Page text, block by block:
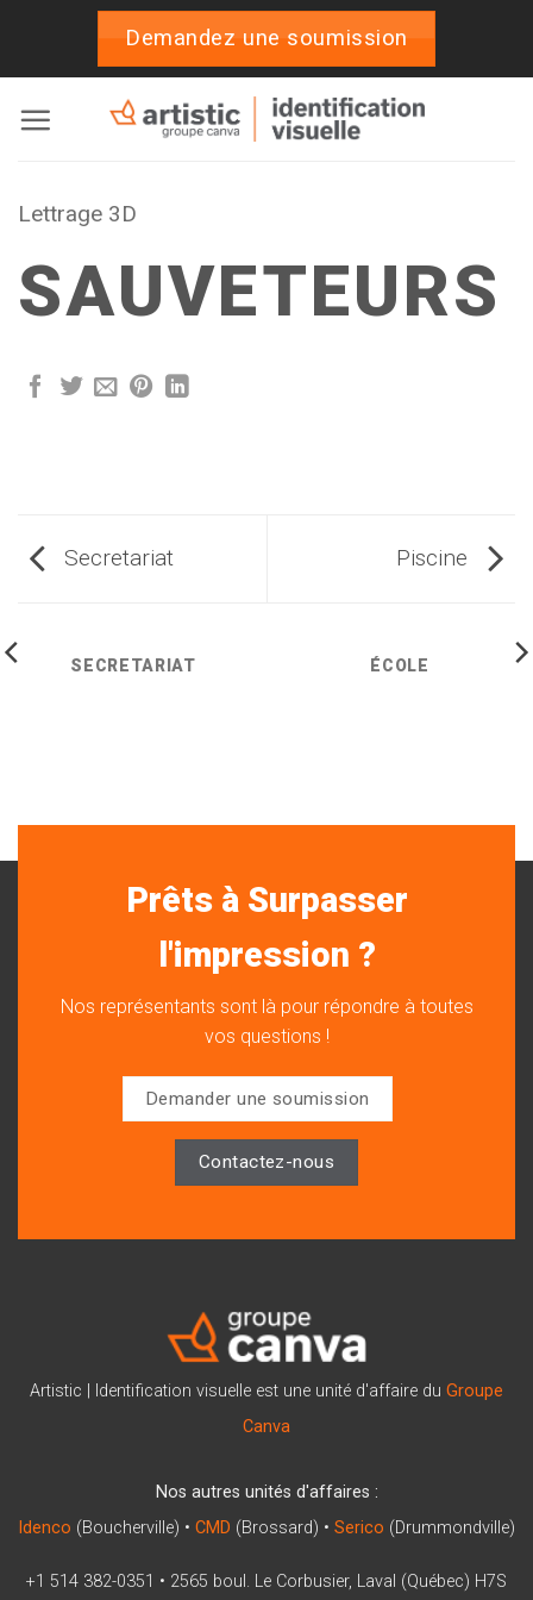
Demandez une soumission
Lettrage 3D
SAUVETEURS
Secretariat Piscine
SECRETARIAT ÉCOLE
Prêts à Surpasser
l'impression ?
Nos représentants sont là pour répondre à toutes
vos questions !
Demander une soumission
Contactez-nous
Artistic | Identification visuelle est une unité d'affaire du Groupe
Canva
Nos autres unités d'affaires :
Idenco (Boucherville) • CMD (Brossard) • Serico (Drummondville)
+1 514 382-0351 • 2565 boul. Le Corbusier, Laval (Québec) H7S